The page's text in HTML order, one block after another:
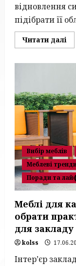
відновлення
підібрати її
Читати далі
і
Вибір меблів
Меблеві
Поради та
Меблі для
обрати
для закладу
kolss
Інтер’єр